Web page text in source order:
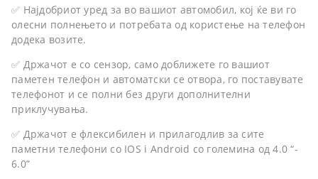
✅ Најдобриот уред за во вашиот автомобил, кој ќе ви го
олесни полнењето и потребата од користење на телефон
додека возите.
✅ Држачот е со сензор, само доближете го вашиот
паметен телефон и автоматски се отвора, го поставувате
телефонот и се полни без други дополнителни
приклучувања.
✅ Држачот е флексибилен и прилагодлив за сите
паметни телефони со IOS i Android со големина од 4.0 “-
6.0”